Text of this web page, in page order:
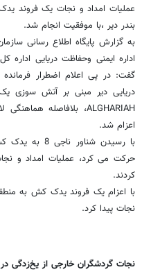
بندر دیر ،با موفقیت انجام شد.
به گزارش پایگاه اطلاع رسانی
اداره ایمنی وحفاظت دریایی اداره
گفت: در پی اعلام اضطرار
دریایی دیر مبنی بر آتش
اعزام شد.
با رسیدن
کردند.
با اعزام یک فروند یدک کش به
نجات پیدا کرد.
نجات گردشگران خارجی از یخ‌زدگی